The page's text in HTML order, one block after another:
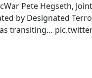
Pete Hegseth,
by Designated
transiting…